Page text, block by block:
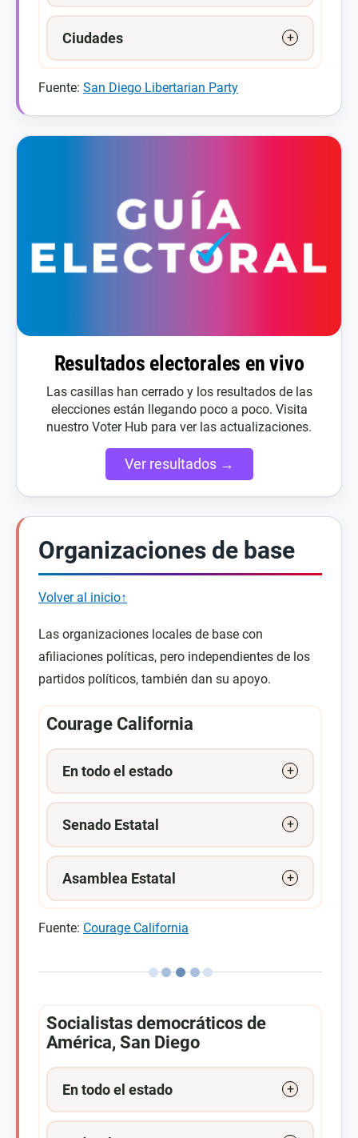
Ciudades
Fuente: San Diego Libertarian Party
Resultados electorales en vivo
Las casillas han cerrado y los resultados de las
elecciones están llegando poco a poco. Visita
nuestro Voter Hub para ver las actualizaciones.
Ver resultados →
Organizaciones de base
Volver al inicio↑
Las organizaciones locales de base con
afiliaciones políticas, pero independientes de los
partidos políticos, también dan su apoyo.
Courage California
En todo el estado
Senado Estatal
Asamblea Estatal
Fuente: Courage California
Socialistas democráticos de
América, San Diego
En todo el estado